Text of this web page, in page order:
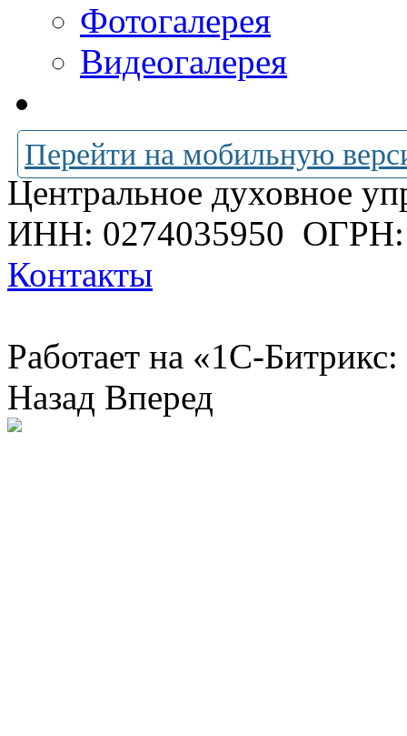
Фотогалерея
Видеогалерея
Перейти на мобильную
Центральное духовное
ИНН: 0274035950 ОГРН:
Контакты
Работает на «1С-
Назад Вперед